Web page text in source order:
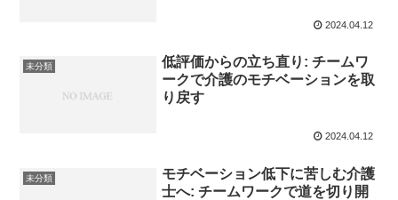
2024.04.12
未分類
低評価からの立ち直り: チームワ
ークで介護のモチベーションを取
り戻す
2024.04.12
未分類
モチベーション低下に苦しむ介護
士へ: チームワークで道を切り開